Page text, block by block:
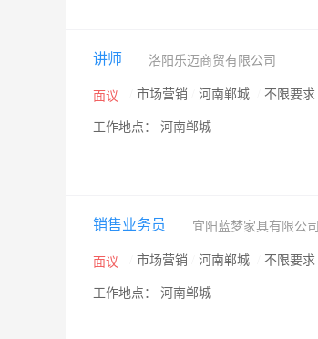
讲师 洛阳乐迈商贸有限公司
面议 市场营销 河南郸城 不限要求
工作地点： 河南郸城
销售业务员 宜阳蓝梦家具有限公司
面议 市场营销 河南郸城 不限要求
工作地点： 河南郸城